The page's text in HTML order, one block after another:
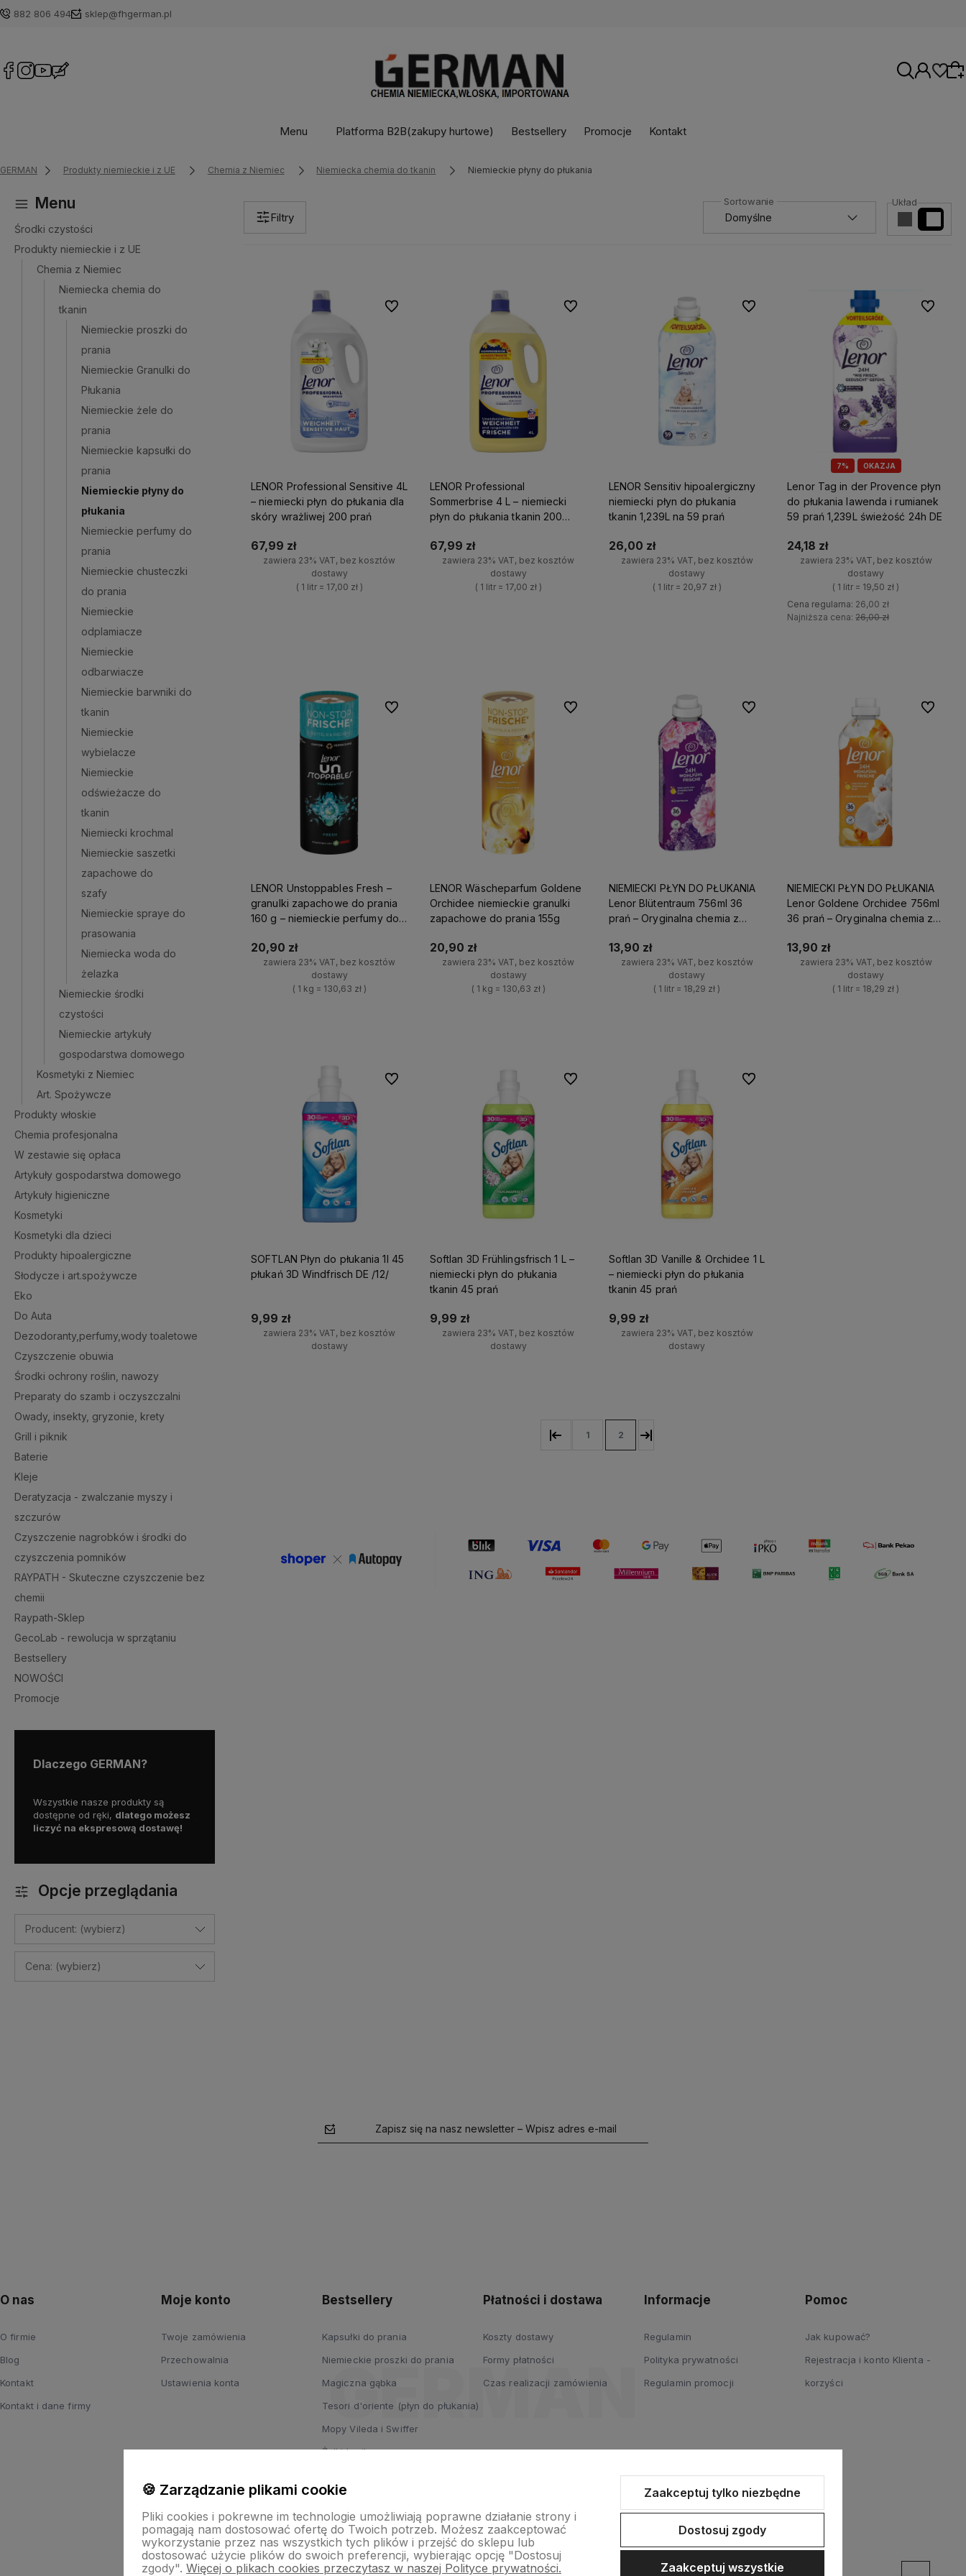
882 806 494 sklep@fhgerman.pl
oferty lub zaloguj się, aby przywrócić dodane
produkty do listy z poprzedniej sesji.
Menu Platforma B2B(zakupy hurtowe) Bestsellery Promocje Kontakt
GERMAN Produkty niemieckie i z UE Chemia z Niemiec Niemiecka chemia do tkanin Niemieckie płyny do płukania
Menu
Środki czystości
Produkty niemieckie i z UE
Chemia z Niemiec
Niemiecka chemia do
tkanin
Niemieckie proszki do
prania
Niemieckie Granulki do
Płukania
Niemieckie żele do
prania
Niemieckie kapsułki do
prania
Niemieckie płyny do
płukania
Niemieckie perfumy do
prania
Niemieckie chusteczki
do prania
Niemieckie
odplamiacze
Niemieckie
odbarwiacze
Niemieckie barwniki do
tkanin
Niemieckie
wybielacze
Niemieckie
odświeżacze do
tkanin
Niemiecki krochmal
Niemieckie saszetki
zapachowe do
szafy
Niemieckie spraye do
prasowania
Niemiecka woda do
żelazka
Niemieckie środki
czystości
Niemieckie artykuły
gospodarstwa domowego
Kosmetyki z Niemiec
Art. Spożywcze
Produkty włoskie
Chemia profesjonalna
W zestawie się opłaca
Artykuły gospodarstwa domowego
Artykuły higieniczne
Kosmetyki
Kosmetyki dla dzieci
Produkty hipoalergiczne
Słodycze i art.spożywcze
Eko
Do Auta
Dezodoranty,perfumy,wody toaletowe
Czyszczenie obuwia
Środki ochrony roślin, nawozy
Preparaty do szamb i oczyszczalni
Owady, insekty, gryzonie, krety
Grill i piknik
Baterie
Kleje
Deratyzacja - zwalczanie myszy i
szczurów
Czyszczenie nagrobków i środki do
czyszczenia pomników
RAYPATH - Skuteczne czyszczenie bez
chemii
Raypath-Sklep
GecoLab - rewolucja w sprzątaniu
Bestsellery
NOWOŚCI
Promocje
Dlaczego GERMAN?
Wszystkie nasze produkty są
dostępne od ręki, dlatego możesz
liczyć na ekspresową dostawę!
Opcje przeglądania
Producent: (wybierz)
Cena: (wybierz)
Filtry
Układ
LENOR Professional Sensitive 4L
– niemiecki płyn do płukania dla
skóry wrażliwej 200 prań
67,99 zł
zawiera 23% VAT, bez kosztów
dostawy
( 1 litr = 17,00 zł )
Do ulubionych
LENOR Professional
Sommerbrise 4 L – niemiecki
płyn do płukania tkanin 200
67,99 zł
zawiera 23% VAT, bez kosztów
dostawy
( 1 litr = 17,00 zł )
Do ulubionych
LENOR Sensitiv hipoalergiczny
niemiecki płyn do płukania
tkanin 1,239L na 59 prań
26,00 zł
zawiera 23% VAT, bez kosztów
dostawy
( 1 litr = 20,97 zł )
Do ulubionych
7% OKAZJA
Lenor Tag in der Provence płyn
do płukania lawenda i rumianek
59 prań 1,239L świeżość 24h DE
24,18 zł
zawiera 23% VAT, bez kosztów
dostawy
( 1 litr = 19,50 zł )
Cena regularna: 26,00 zł
Najniższa cena:26,00 zł
Do
LENOR Unstoppables Fresh –
granulki zapachowe do prania
160 g – niemieckie perfumy do
20,90 zł
zawiera 23% VAT, bez kosztów
dostawy
( 1 kg = 130,63 zł )
Do ulubionych
LENOR Wäscheparfum Goldene
Orchidee niemieckie granulki
zapachowe do prania 155g
20,90 zł
zawiera 23% VAT, bez kosztów
dostawy
( 1 kg = 130,63 zł )
Do ulubionych
NIEMIECKI PŁYN DO PŁUKANIA
Lenor Blütentraum 756ml 36
prań – Oryginalna chemia z
13,90 zł
zawiera 23% VAT, bez kosztów
dostawy
( 1 litr = 18,29 zł )
Do ulubionych
NIEMIECKI PŁYN DO PŁUKANIA
Lenor Goldene Orchidee 756ml
36 prań – Oryginalna chemia z
13,90 zł
zawiera 23% VAT, bez kosztów
dostawy
( 1 litr = 18,29 zł )
Do
SOFTLAN Płyn do płukania 1l 45
płukań 3D Windfrisch DE /12/
9,99 zł
zawiera 23% VAT, bez kosztów
dostawy
Do ulubionych
Softlan 3D Frühlingsfrisch 1 L –
niemiecki płyn do płukania
tkanin 45 prań
9,99 zł
zawiera 23% VAT, bez kosztów
dostawy
Do ulubionych
Softlan 3D Vanille & Orchidee 1 L
– niemiecki płyn do płukania
tkanin 45 prań
9,99 zł
zawiera 23% VAT, bez kosztów
dostawy
Do ulubionych
1 2
Zapisz się na nasz newsletter – Wpisz adres e-mail
O nas
O firmie
Blog
Kontakt
Kontakt i dane firmy
Moje konto
Twoje zamówienia
Przechowalnia
Ustawienia konta
Bestsellery
Kapsułki do prania
Niemieckie proszki do prania
Magiczna gąbka
Tesori d'oriente (płyn do płukania)
Mopy Vileda i Swiffer
Żelki haribo
Swiffer do kurzu
Płatności i dostawa
Koszty dostawy
Formy płatności
Czas realizacji zamówienia
Informacje
Regulamin
Polityka prywatności
Regulamin promocji
Pomoc
Jak kupować?
Rejestracja i konto Klienta -
korzyści
🍪 Zarządzanie plikami cookie
Pliki cookies i pokrewne im technologie umożliwiają poprawne działanie strony i
pomagają nam dostosować ofertę do Twoich potrzeb. Możesz zaakceptować
wykorzystanie przez nas wszystkich tych plików i przejść do sklepu lub
dostosować użycie plików do swoich preferencji, wybierając opcję "Dostosuj
zgody". Więcej o plikach cookies przeczytasz w naszej Polityce prywatności.
Zaakceptuj tylko niezbędne
Dostosuj zgody
Zaakceptuj wszystkie